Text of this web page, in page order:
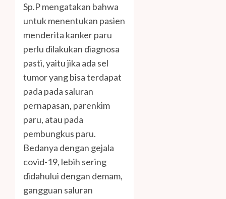
Sp.P mengatakan bahwa
untuk menentukan pasien
menderita kanker paru
perlu dilakukan diagnosa
pasti, yaitu jika ada sel
tumor yang bisa terdapat
pada pada saluran
pernapasan, parenkim
paru, atau pada
pembungkus paru.
Bedanya dengan gejala
covid-19, lebih sering
didahului dengan demam,
gangguan saluran